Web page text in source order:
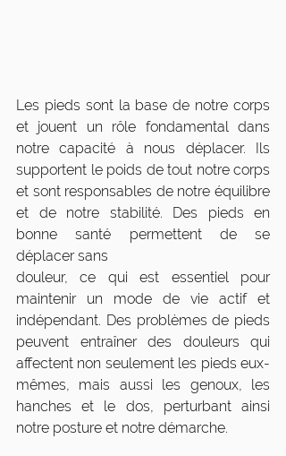
Les pieds sont la base de notre corps
et jouent un rôle fondamental dans
notre capacité à nous déplacer. Ils
supportent le poids de tout notre corps
et sont responsables de notre équilibre
et de notre stabilité. Des pieds en
bonne santé permettent de se
déplacer sans
douleur, ce qui est essentiel pour
maintenir un mode de vie actif et
indépendant. Des problèmes de pieds
peuvent entraîner des douleurs qui
affectent non seulement les pieds eux-
mêmes, mais aussi les genoux, les
hanches et le dos, perturbant ainsi
notre posture et notre démarche.